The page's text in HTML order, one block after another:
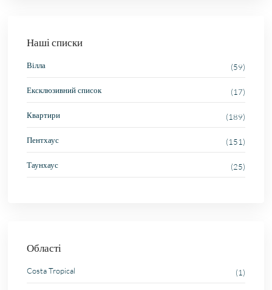
Наші списки
Вілла (59)
Ексклюзивний список (17)
Квартири (189)
Пентхаус (151)
Таунхаус (25)
Області
Costa Tropical (1)